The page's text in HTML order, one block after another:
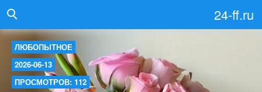
24-ff.ru
ЛЮБОПЫТНОЕ
2026-06-13
ПРОСМОТРОВ: 112